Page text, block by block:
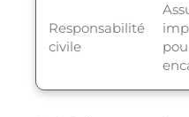
Responsabilité
civile